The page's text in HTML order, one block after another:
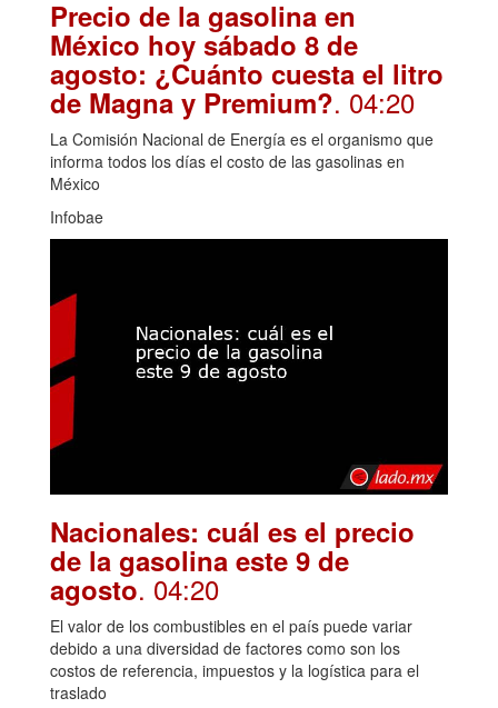
Precio de la gasolina en
México hoy sábado 8 de
agosto: ¿Cuánto cuesta el litro
de Magna y Premium?. 04:20
La Comisión Nacional de Energía es el organismo que
informa todos los días el costo de las gasolinas en
México
Infobae
Nacionales: cuál es el precio
de la gasolina este 9 de
agosto. 04:20
El valor de los combustibles en el país puede variar
debido a una diversidad de factores como son los
costos de referencia, impuestos y la logística para el
traslado